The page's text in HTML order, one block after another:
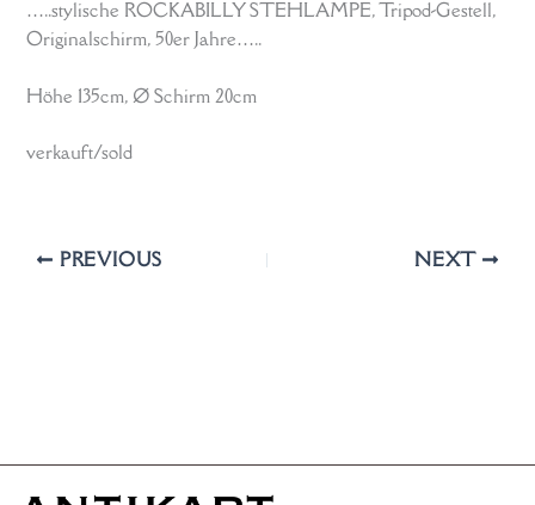
…..stylische ROCKABILLY STEHLAMPE, Tripod-Gestell,
Originalschirm, 50er Jahre…..
Höhe 135cm, Ø Schirm 20cm
verkauft/sold
PREVIOUS NEXT